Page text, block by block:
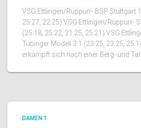
VSG Ettlingen/Rüppurr- BSP Stuttgart
25:27, 22:25) VSG Ettlingen/Rüppurr-
(25:18, 25:22, 21:25, 25:21) VSG
Tübinger Modell 3:1 (23:25, 23:25,
erkämpft sich nach einer Berg- und
DAMEN 1